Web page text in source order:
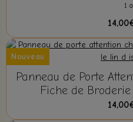
1
Nouveau
Panneau de Porte
Fiche de